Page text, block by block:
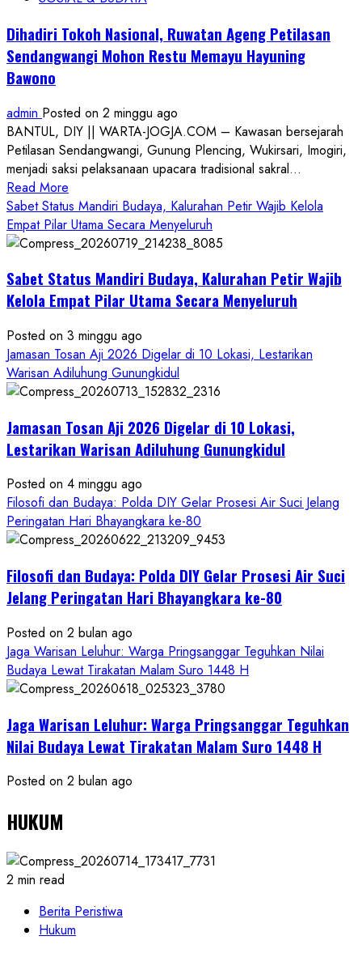
Dihadiri Tokoh Nasional, Ruwatan Ageng Petilasan
Sendangwangi Mohon Restu Memayu Hayuning
Bawono
admin Posted on 2 minggu ago
BANTUL, DIY || WARTA-JOGJA.COM – Kawasan bersejarah
Petilasan Sendangwangi, Gunung Plencing, Wukirsari, Imogiri,
menjadi saksi pelaksanaan upacara tradisional sakral...
Read More
more
about
Dihadiri
Nasional,
Ruwatan
Petilasan
Sendangwangi
Mohon
Restu
Hayuning
Bawono
Sabet Status Mandiri Budaya, Kalurahan Petir Wajib Kelola
Empat Pilar Utama Secara Menyeluruh
Sabet Status Mandiri Budaya, Kalurahan Petir Wajib
Kelola Empat Pilar Utama Secara Menyeluruh
Posted on 3 minggu ago
Jamasan Tosan Aji 2026 Digelar di 10 Lokasi, Lestarikan
Warisan Adiluhung Gunungkidul
Jamasan Tosan Aji 2026 Digelar di 10 Lokasi,
Lestarikan Warisan Adiluhung Gunungkidul
Posted on 4 minggu ago
Filosofi dan Budaya: Polda DIY Gelar Prosesi Air Suci Jelang
Peringatan Hari Bhayangkara ke-80
Filosofi dan Budaya: Polda DIY Gelar Prosesi Air Suci
Jelang Peringatan Hari Bhayangkara ke-80
Posted on 2 bulan ago
Jaga Warisan Leluhur: Warga Pringsanggar Teguhkan Nilai
Budaya Lewat Tirakatan Malam Suro 1448 H
Jaga Warisan Leluhur: Warga Pringsanggar Teguhkan
Nilai Budaya Lewat Tirakatan Malam Suro 1448 H
Posted on 2 bulan ago
HUKUM
2 min read
Berita Peristiwa
Hukum